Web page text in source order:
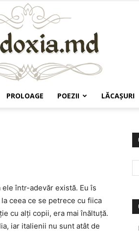
PROLOAGE POEZII LĂCAŞURI
într-adevăr există. Eu îs
ceea ce se petrece cu fiica
cu alţi copii, era mai înăltuţă.
iar italienii nu sunt atât de